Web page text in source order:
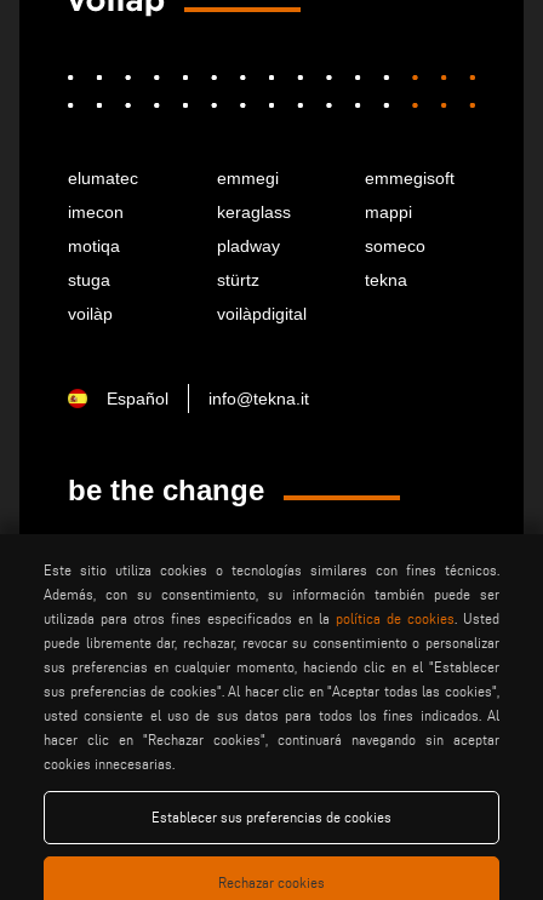
elumatec emmegi
emmegisoft
imecon
keraglass
mappi
motiqa
pladway
someco
stuga
stürtz
tekna
voilàp
voilàpdigital
Español info@tekna.it
be the change
privacy policy advertencias legales
polÍtica de cookies
condiciones generales de
venta
condiciones generales de
distribuciÓn
ajustes de cookies
Voilàp S.p.a. - Via Archimede, 10 - 41019 Soliera (MO) - ITALY
Este sitio utiliza cookies o tecnologías similares con fines técnicos.
Además, con su consentimiento, su información también puede ser
utilizada para otros fines especificados en la política de cookies . Usted
puede libremente dar, rechazar, revocar su consentimiento o personalizar
sus preferencias en cualquier momento, haciendo clic en el "Establecer
sus preferencias de cookies". Al hacer clic en "Aceptar todas las cookies",
usted consiente el uso de sus datos para todos los fines indicados. Al
hacer clic en "Rechazar cookies", continuará navegando sin aceptar
cookies innecesarias.
Establecer sus preferencias de cookies
Rechazar cookies